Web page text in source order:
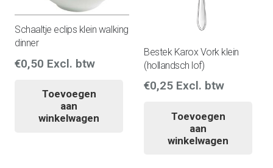
Schaaltje eclips klein walking
dinner
€0,50 Excl. btw
Toevoegen
aan
winkelwagen
Bestek Karox Vork klein
(hollandsch lof)
€0,25 Excl. btw
Toevoegen
aan
winkelwagen